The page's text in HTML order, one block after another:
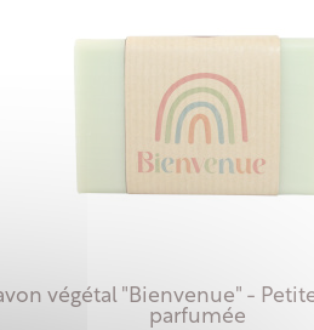
végétal "Bienvenue" -
parfumée